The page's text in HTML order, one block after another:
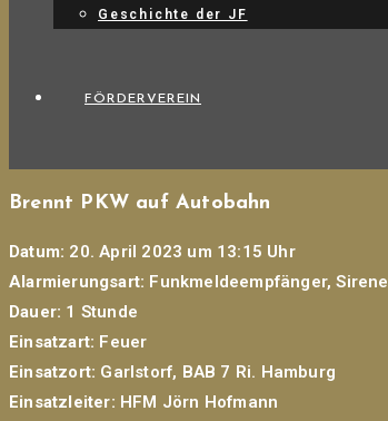
Geschichte der JF
FÖRDERVEREIN
Brennt PKW auf Autobahn
Datum: 20. April 2023 um 13:15 Uhr
Alarmierungsart: Funkmeldeempfänger, Sirene
Dauer: 1 Stunde
Einsatzart: Feuer
Einsatzort: Garlstorf, BAB 7 Ri. Hamburg
Einsatzleiter: HFM Jörn Hofmann